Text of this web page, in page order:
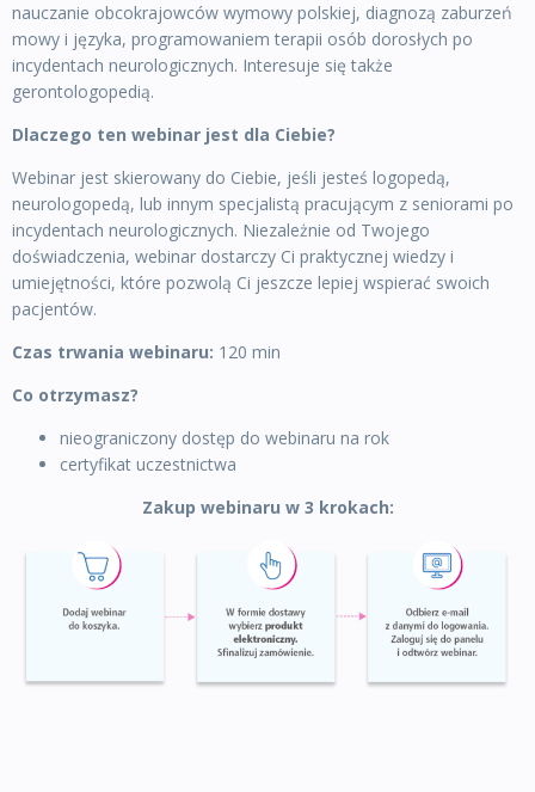
nauczanie obcokrajowców wymowy polskiej, diagnozą zaburzeń
mowy i języka, programowaniem terapii osób dorosłych po
incydentach neurologicznych. Interesuje się także
gerontologopedią.
Dlaczego ten webinar jest dla Ciebie?
Webinar jest skierowany do Ciebie, jeśli jesteś logopedą,
neurologopedą, lub innym specjalistą pracującym z seniorami po
incydentach neurologicznych. Niezależnie od Twojego
doświadczenia, webinar dostarczy Ci praktycznej wiedzy i
umiejętności, które pozwolą Ci jeszcze lepiej wspierać swoich
pacjentów.
Czas trwania webinaru: 120 min
Co otrzymasz?
nieograniczony dostęp do webinaru na rok
certyfikat uczestnictwa
Zakup webinaru w 3 krokach: